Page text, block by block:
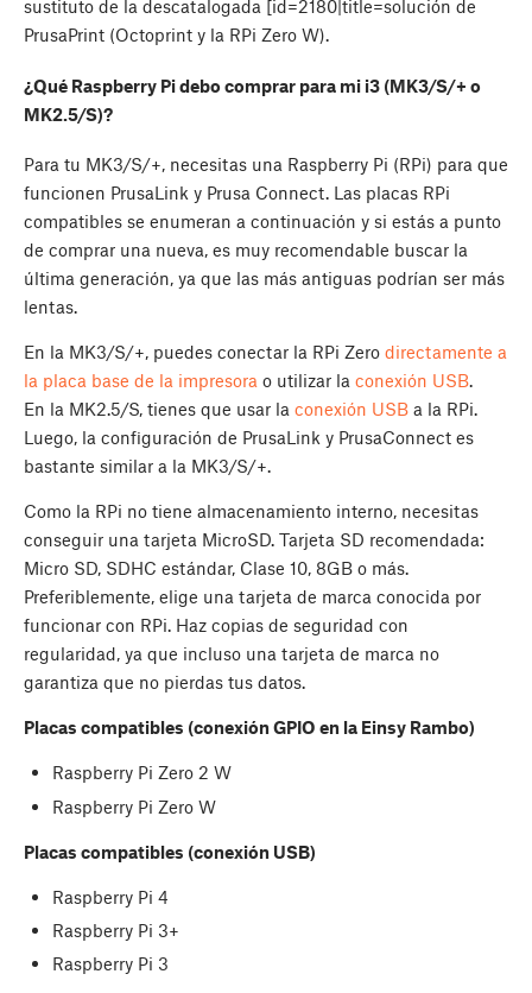
sustituto de la descatalogada [id=2180|title=solución de
PrusaPrint (Octoprint y la RPi Zero W).
¿Qué Raspberry Pi debo comprar para mi i3 (MK3/S/+ o
MK2.5/S)?
Para tu MK3/S/+, necesitas una Raspberry Pi (RPi) para que
funcionen PrusaLink y Prusa Connect. Las placas RPi
compatibles se enumeran a continuación y si estás a punto
de comprar una nueva, es muy recomendable buscar la
última generación, ya que las más antiguas podrían ser más
lentas.
En la MK3/S/+, puedes conectar la RPi Zero directamente a
la placa base de la impresora o utilizar la conexión USB.
En la MK2.5/S, tienes que usar la conexión USB a la RPi.
Luego, la configuración de PrusaLink y PrusaConnect es
bastante similar a la MK3/S/+.
Como la RPi no tiene almacenamiento interno, necesitas
conseguir una tarjeta MicroSD. Tarjeta SD recomendada:
Micro SD, SDHC estándar, Clase 10, 8GB o más.
Preferiblemente, elige una tarjeta de marca conocida por
funcionar con RPi. Haz copias de seguridad con
regularidad, ya que incluso una tarjeta de marca no
garantiza que no pierdas tus datos.
Placas compatibles (conexión GPIO en la Einsy Rambo)
Raspberry Pi Zero 2 W
Raspberry Pi Zero W
Placas compatibles (conexión USB)
Raspberry Pi 4
Raspberry Pi 3+
Raspberry Pi 3